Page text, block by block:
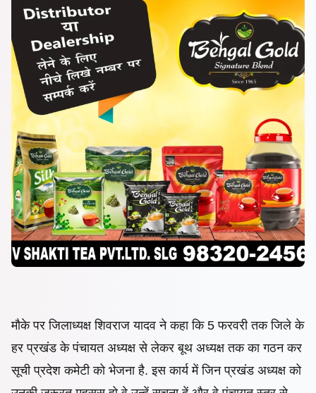
मौके पर जिलाध्यक्ष शिवराज यादव ने कहा कि 5 फरवरी तक जिले के
हर प्रखंड के पंचायत अध्यक्ष से लेकर बूथ अध्यक्ष तक का गठन कर
सूची प्रदेश कमेटी को भेजना है. इस कार्य में जिन प्रखंड अध्यक्ष को